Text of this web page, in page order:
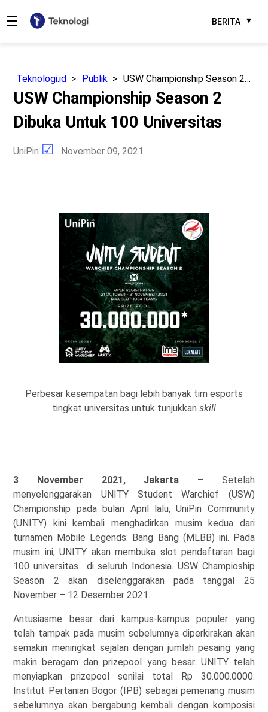
☰ BERITA
Teknologi.id Publik USW Championship Season 2 Dibuka Untuk 100 Universitas
USW Championship Season 2
Dibuka Untuk 100 Universitas
UniPin . November 09, 2021
Perbesar kesempatan bagi lebih banyak tim esports
tingkat universitas untuk tunjukkan skill
3 November 2021, Jakarta – Setelah
menyelenggarakan UNITY Student Warchief (USW)
Championship pada bulan April lalu, UniPin Community
(UNITY) kini kembali menghadirkan musim kedua dari
turnamen Mobile Legends: Bang Bang (MLBB) ini. Pada
musim ini, UNITY akan membuka slot pendaftaran bagi
100 universitas di seluruh Indonesia. USW Champioship
Season 2 akan diselenggarakan pada tanggal 25
November – 12 Desember 2021.
Antusiasme besar dari kampus-kampus populer yang
telah tampak pada musim sebelumnya diperkirakan akan
semakin meningkat sejalan dengan jumlah pesaing yang
makin beragam dan prizepool yang besar. UNITY telah
menyiapkan prizepool senilai total Rp 30.000.0000.
Institut Pertanian Bogor (IPB) sebagai pemenang musim
sebelumnya akan bergabung kembali dengan komposisi